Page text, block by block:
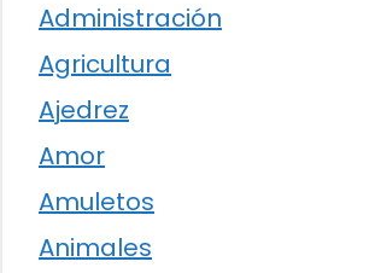
Administración
Agricultura
Ajedrez
Amor
Amuletos
Animales